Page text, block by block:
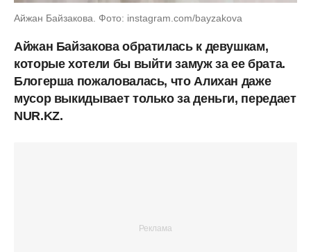
Айжан Байзакова. Фото: instagram.com/bayzakova
Айжан Байзакова обратилась к девушкам,
которые хотели бы выйти замуж за ее брата.
Блогерша пожаловалась, что Алихан даже
мусор выкидывает только за деньги, передает
NUR.KZ.